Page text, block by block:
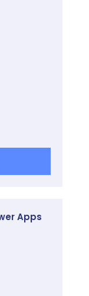
-
oparciu o
z
w usłudze
Apps